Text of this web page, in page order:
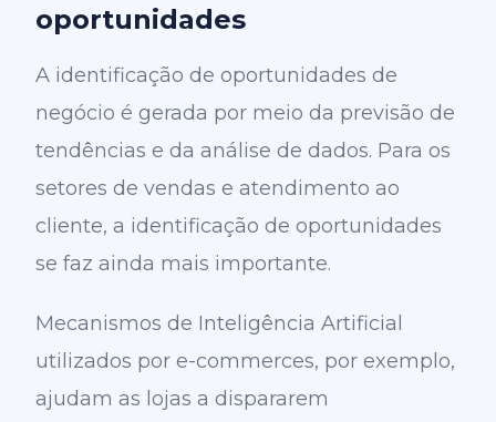
oportunidades
A identificação de oportunidades de
negócio é gerada por meio da previsão de
tendências e da análise de dados. Para os
setores de vendas e atendimento ao
cliente, a identificação de oportunidades
se faz ainda mais importante.
Mecanismos de Inteligência Artificial
utilizados por e-commerces, por exemplo,
ajudam as lojas a dispararem